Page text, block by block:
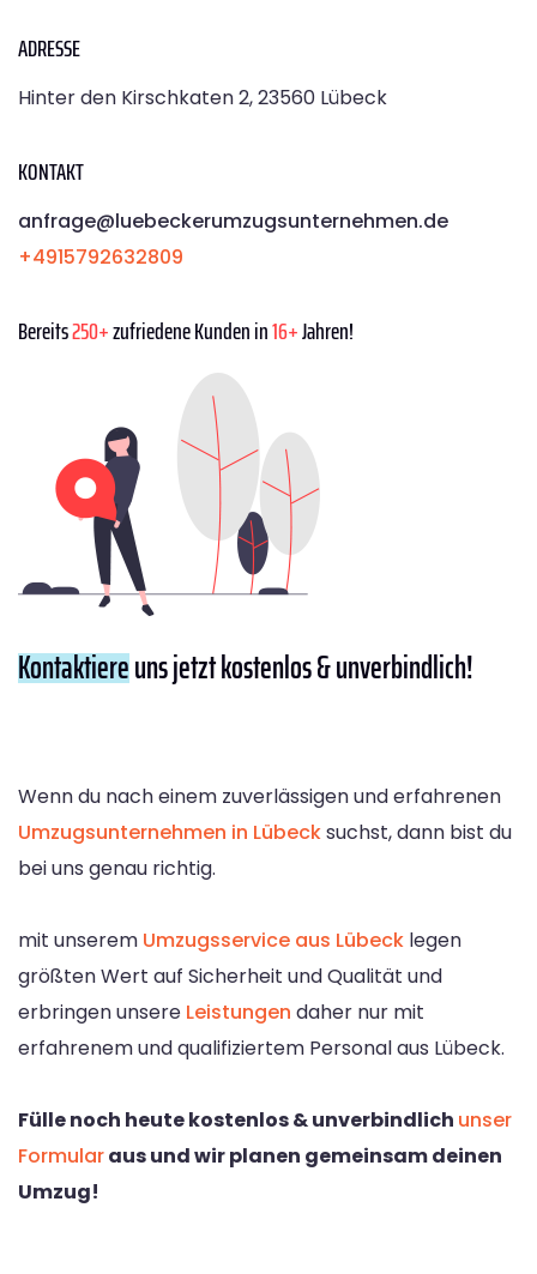
ADRESSE
Hinter den Kirschkaten 2, 23560 Lübeck
KONTAKT
anfrage@luebeckerumzugsunternehmen.de
+4915792632809
Bereits250+zufriedene Kunden in16+Jahren!
Kontaktiereuns jetzt kostenlos & unverbindlich!
Wenn du nach einem zuverlässigen und erfahrenen
Umzugsunternehmen in Lübecksuchst, dann bist du
bei uns genau richtig.
mit unserem Umzugsservice aus Lübeck legen
größten Wert auf Sicherheit und Qualität und
erbringen unsere Leistungen daher nur mit
erfahrenem und qualifiziertem Personal aus Lübeck.
Fülle noch heute kostenlos & unverbindlich unser
Formularaus und wir planen gemeinsam deinen
Umzug!